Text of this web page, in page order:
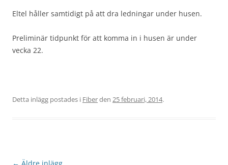
Eltel håller samtidigt på att dra ledningar under husen.
Preliminär tidpunkt för att komma in i husen är under
vecka 22.
Detta inlägg postades i Fiberden 25 februari, 2014.
Inläggsnavigering
← Äldre inlägg